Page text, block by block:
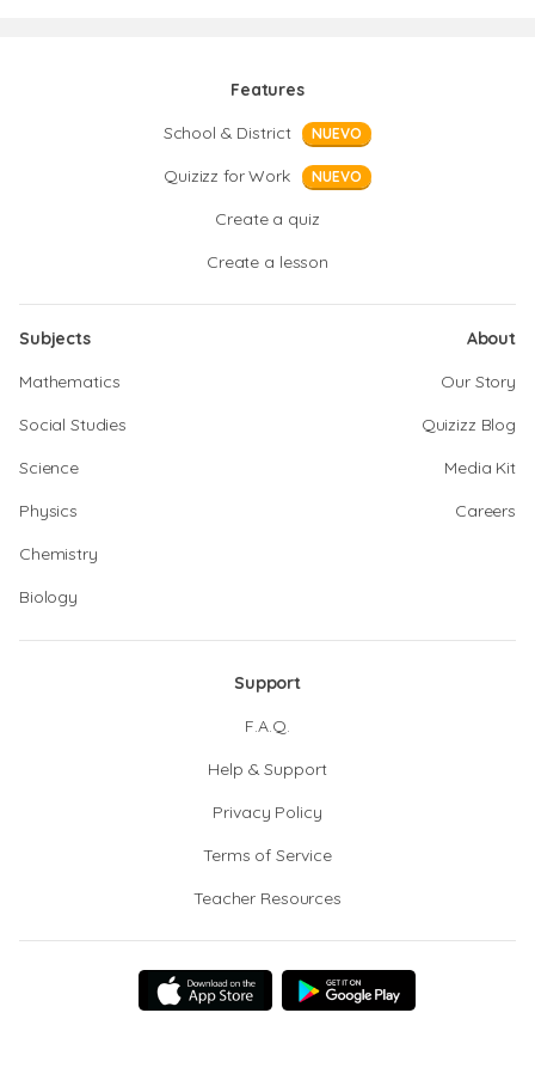
Features
School & District
NUEVO
Quizizz for Work NUEVO
Create a quiz
Create a lesson
Subjects
Mathematics
Social Studies
Science
Physics
Chemistry
Biology
About
Our Story
Quizizz Blog
Media Kit
Careers
Support
F.A.Q.
Help & Support
Privacy Policy
Terms of Service
Teacher Resources